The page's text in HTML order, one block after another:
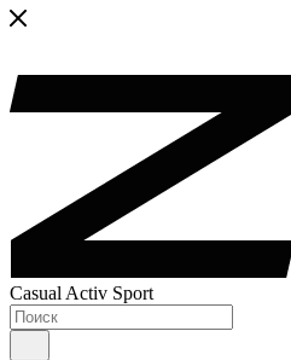
Casual Activ Sport